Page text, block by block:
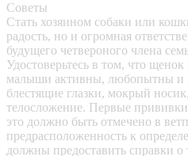
Советы
Стать хозяином собаки или
радость, но и огромная
будущего четвероного члена
Удостоверьтесь в том, что
малыши активны, любопытны и
блестящие глазки, мокрый
телосложение. Первые
это должно быть отмечено в
предрасположенность к
должны предоставить справки